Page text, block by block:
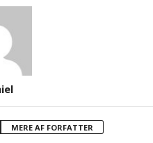
MERE AF FORFATTER